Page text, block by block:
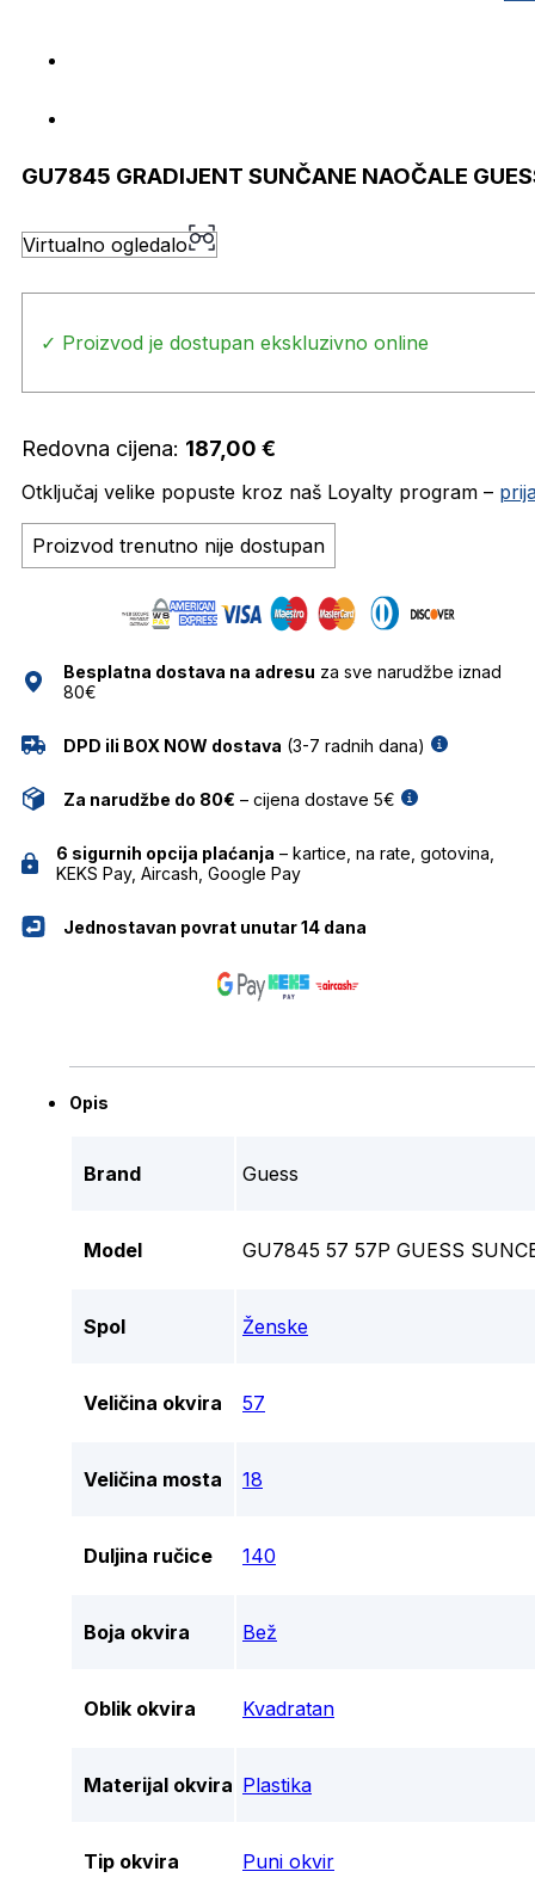
GU7845 GRADIJENT SUNČANE NAOČALE
Virtualno ogledalo
✓ Proizvod je dostupan ekskluzivno online
Redovna cijena: 187,00 €
Otključaj velike popuste kroz naš Loyalty program –
Proizvod trenutno nije dostupan
Besplatna dostava na adresu za sve narudžbe iznad
80€
DPD ili BOX NOW dostava (3-7 radnih dana)
Za narudžbe do 80€ – cijena dostave 5€
6 sigurnih opcija plaćanja – kartice, na rate, gotovina,
KEKS Pay, Aircash, Google Pay
Jednostavan povrat unutar 14 dana
Opis
Brand Guess
Model GU7845 57 57P GUESS
Spol Ženske
Veličina okvira 57
Veličina mosta 18
Duljina ručice 140
Boja okvira Bež
Oblik okvira Kvadratan
Materijal okvira Plastika
Tip okvira Puni okvir